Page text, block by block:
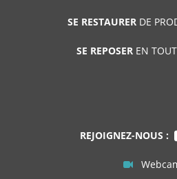
SE RESTAURER DE
SE REPOSEREN
REJOIGNEZ-NOUS :